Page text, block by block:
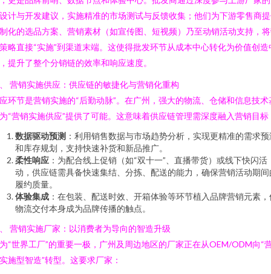
计与开发建议，实施精准的市场测试与反馈收集；他们为下游零售商
化的选品方案、营销素材（如宣传图、短视频）乃至动销活动支持，
略直接“实施”到渠道末端。这使得批发环节从成本中心转化为价值创造
提升了整个分销链的效率和响应速度。
营销实施供应：供应链的敏捷化与营销化重构
环节是营销实施的“后勤动脉”。在广州，强大的物流、仓储和信息技术
“营销实施供应”提供了可能。这意味着供应链管理需深度融入营销目标
数据驱动预测 ：利用销售数据与市场趋势分析，实现更精准的需求预
和库存规划，支持快速补货和新品推广。
柔性响应 ：为配合线上促销（如“双十一”、直播带货）或线下快闪活
动，供应链需具备快速集结、分拣、配送的能力，确保营销活动期间
履约质量。
体验集成 ：在包装、配送时效、开箱体验等环节植入品牌营销元素，
物流交付本身成为品牌传播的触点。
营销实施厂家：以消费者为导向的智造升级
“世界工厂”的重要一极，广州及周边地区的厂家正在从OEM/ODM向“
施型智造”转型。这要求厂家：